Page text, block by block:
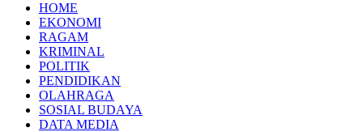
HOME
EKONOMI
RAGAM
KRIMINAL
POLITIK
PENDIDIKAN
OLAHRAGA
SOSIAL BUDAYA
DATA MEDIA